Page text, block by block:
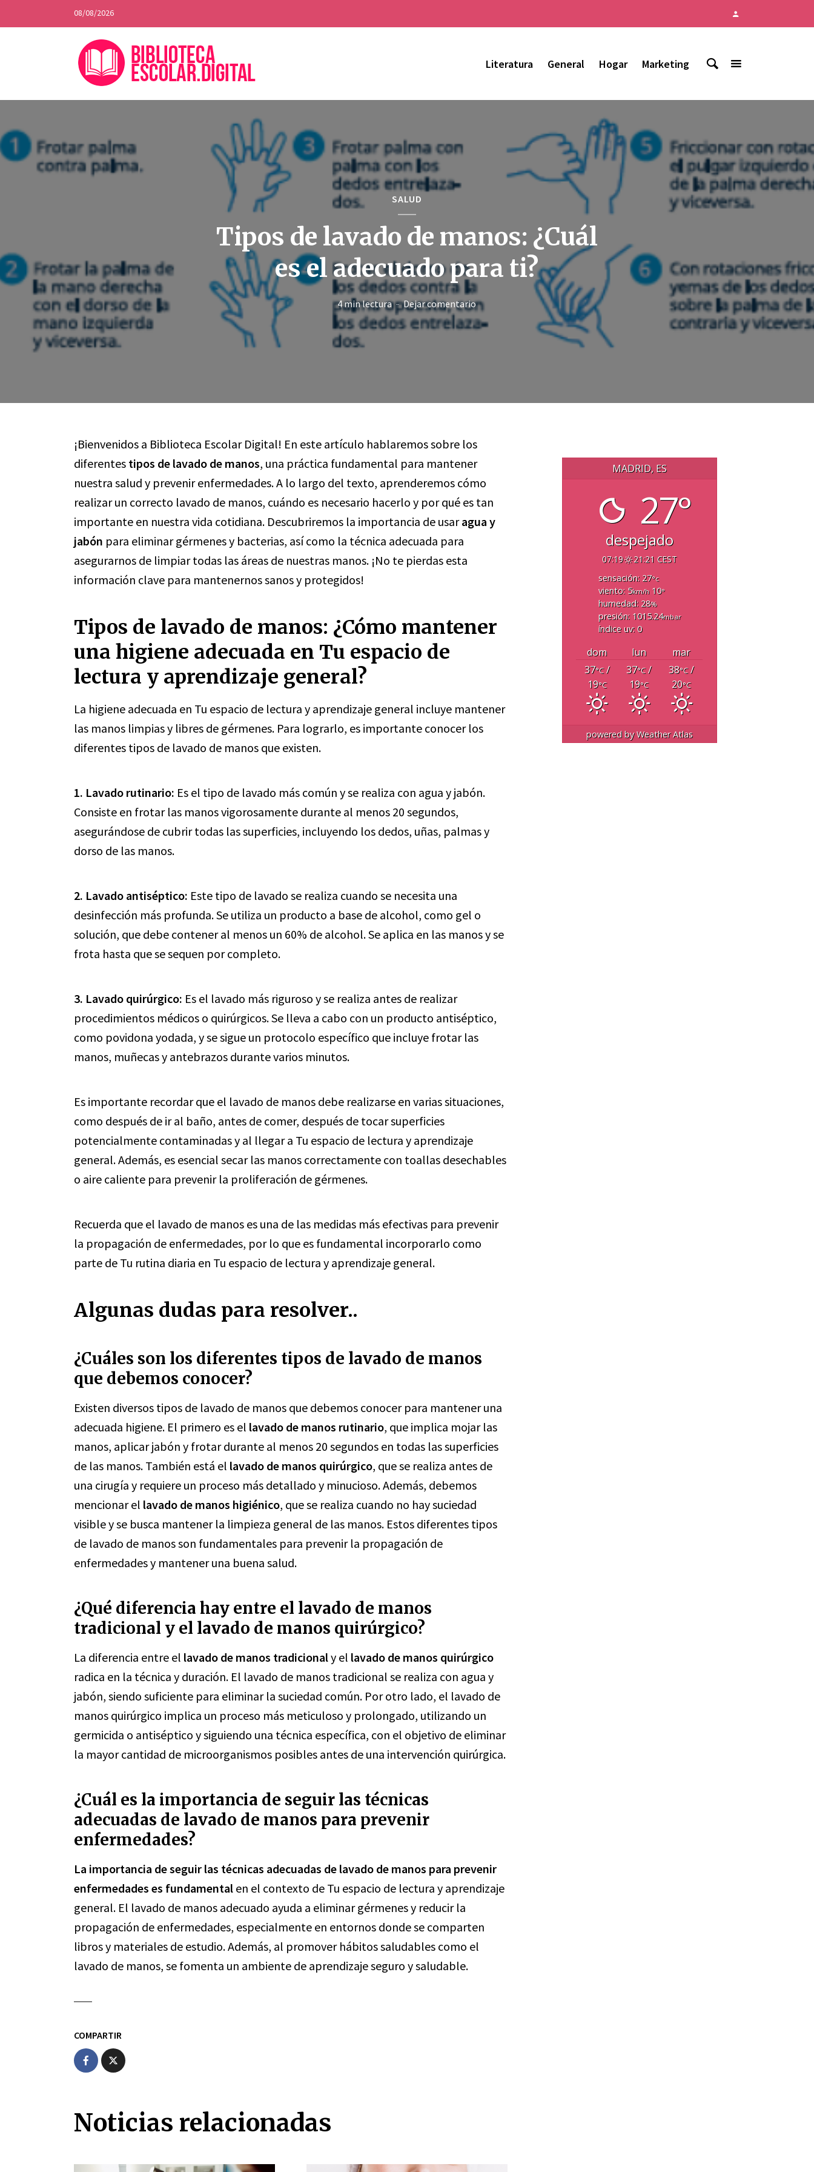
08/08/2026
Literatura General Hogar Marketing
SALUD
Tipos de lavado de manos: ¿Cuál
es el adecuado para ti?
4 min lectura Dejar comentario
¡Bienvenidos a Biblioteca Escolar Digital! En este artículo hablaremos sobre los
diferentes tipos de lavado de manos, una práctica fundamental para mantener
nuestra salud y prevenir enfermedades. A lo largo del texto, aprenderemos cómo
realizar un correcto lavado de manos, cuándo es necesario hacerlo y por qué es tan
importante en nuestra vida cotidiana. Descubriremos la importancia de usaragua y
jabón para eliminar gérmenes y bacterias, así como la técnica adecuada para
asegurarnos de limpiar todas las áreas de nuestras manos. ¡No te pierdas esta
información clave para mantenernos sanos y protegidos!
Tipos de lavado de manos: ¿Cómo mantener
una higiene adecuada en Tu espacio de
lectura y aprendizaje general?
La higiene adecuada en Tu espacio de lectura y aprendizaje general incluye mantener
las manos limpias y libres de gérmenes. Para lograrlo, es importante conocer los
diferentes tipos de lavado de manos que existen.
1. Lavado rutinario: Es el tipo de lavado más común y se realiza con agua y jabón.
Consiste en frotar las manos vigorosamente durante al menos 20 segundos,
asegurándose de cubrir todas las superficies, incluyendo los dedos, uñas, palmas y
dorso de las manos.
2. Lavado antiséptico: Este tipo de lavado se realiza cuando se necesita una
desinfección más profunda. Se utiliza un producto a base de alcohol, como gel o
solución, que debe contener al menos un 60% de alcohol. Se aplica en las manos y se
frota hasta que se sequen por completo.
3. Lavado quirúrgico: Es el lavado más riguroso y se realiza antes de realizar
procedimientos médicos o quirúrgicos. Se lleva a cabo con un producto antiséptico,
como povidona yodada, y se sigue un protocolo específico que incluye frotar las
manos, muñecas y antebrazos durante varios minutos.
Es importante recordar que el lavado de manos debe realizarse en varias situaciones,
como después de ir al baño, antes de comer, después de tocar superficies
potencialmente contaminadas y al llegar a Tu espacio de lectura y aprendizaje
general. Además, es esencial secar las manos correctamente con toallas desechables
o aire caliente para prevenir la proliferación de gérmenes.
Recuerda que el lavado de manos es una de las medidas más efectivas para prevenir
la propagación de enfermedades, por lo que es fundamental incorporarlo como
parte de Tu rutina diaria en Tu espacio de lectura y aprendizaje general.
Algunas dudas para resolver..
¿Cuáles son los diferentes tipos de lavado de manos
que debemos conocer?
Existen diversos tipos de lavado de manos que debemos conocer para mantener una
adecuada higiene. El primero es el lavado de manos rutinario, que implica mojar las
manos, aplicar jabón y frotar durante al menos 20 segundos en todas las superficies
de las manos. También está el lavado de manos quirúrgico, que se realiza antes de
una cirugía y requiere un proceso más detallado y minucioso. Además, debemos
mencionar el lavado de manos higiénico, que se realiza cuando no hay suciedad
visible y se busca mantener la limpieza general de las manos. Estos diferentes tipos
de lavado de manos son fundamentales para prevenir la propagación de
enfermedades y mantener una buena salud.
¿Qué diferencia hay entre el lavado de manos
tradicional y el lavado de manos quirúrgico?
La diferencia entre el lavado de manos tradicionaly el lavado de manos quirúrgico
radica en la técnica y duración. El lavado de manos tradicional se realiza con agua y
jabón, siendo suficiente para eliminar la suciedad común. Por otro lado, el lavado de
manos quirúrgico implica un proceso más meticuloso y prolongado, utilizando un
germicida o antiséptico y siguiendo una técnica específica, con el objetivo de eliminar
la mayor cantidad de microorganismos posibles antes de una intervención quirúrgica.
¿Cuál es la importancia de seguir las técnicas
adecuadas de lavado de manos para prevenir
enfermedades?
La importancia de seguir las técnicas adecuadas de lavado de manos para prevenir
enfermedades es fundamental en el contexto de Tu espacio de lectura y aprendizaje
general. El lavado de manos adecuado ayuda a eliminar gérmenes y reducir la
propagación de enfermedades, especialmente en entornos donde se comparten
libros y materiales de estudio. Además, al promover hábitos saludables como el
lavado de manos, se fomenta un ambiente de aprendizaje seguro y saludable.
COMPARTIR
Noticias relacionadas
MADRID, ES
27°
despejado
07:19
21:21 CEST
sensación: 27°c
viento: 5km/h10°
humedad: 28%
presión: 1015.24mbar
índice uv: 0
dom lun
mar
37°C/
19°C
37°C/
19°C
38°C/
20°C
powered byWeather Atlas